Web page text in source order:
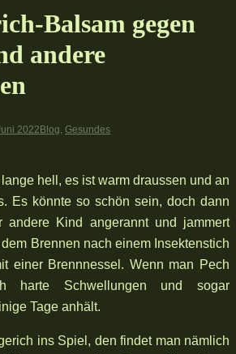
Balsam gegen
andere
2022 Blog, Gesundes
hell, es ist warm draussen und an
Es könnte so schön sein, doch dann
andere Kind angerannt und jammert
Brennen nach einem Insektenstich
einer Brennnessel. Wenn man Pech
harte Schwellungen und sogar
Tage anhält.
ins Spiel, den findet man nämlich